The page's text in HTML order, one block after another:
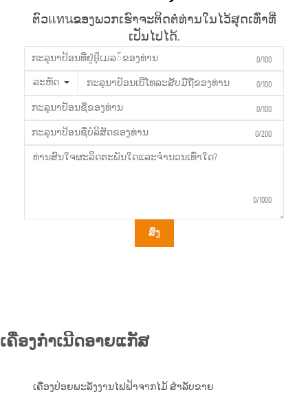
ຕົວแทนຂອງພວກເຮົາຈະຕິດຕໍ່ທ່ານໃນໄວ້ສຸດເທົ່າທີ່
ເປັນໄປໄດ້.
0/100
ລະຫັດ 0/100
0/100
0/200
0/1000
ສົ່ງ
ເຄື່ອງກໍາເນີດອາຍແກັສ
ເຄື່ອງປ່ອຍພະລັງງານໄຟຟ້າຈາກໄມ້ ສຳລັບຂາຍ